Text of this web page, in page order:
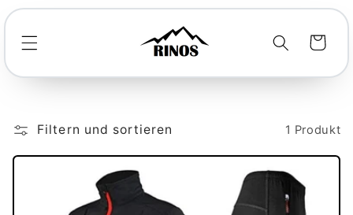
Direkt
Inhalt
Warenkorb
Filtern und sortieren 1 Produkt